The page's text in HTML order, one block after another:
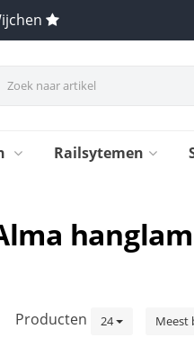
Railsytemen
Producten 24 Meest